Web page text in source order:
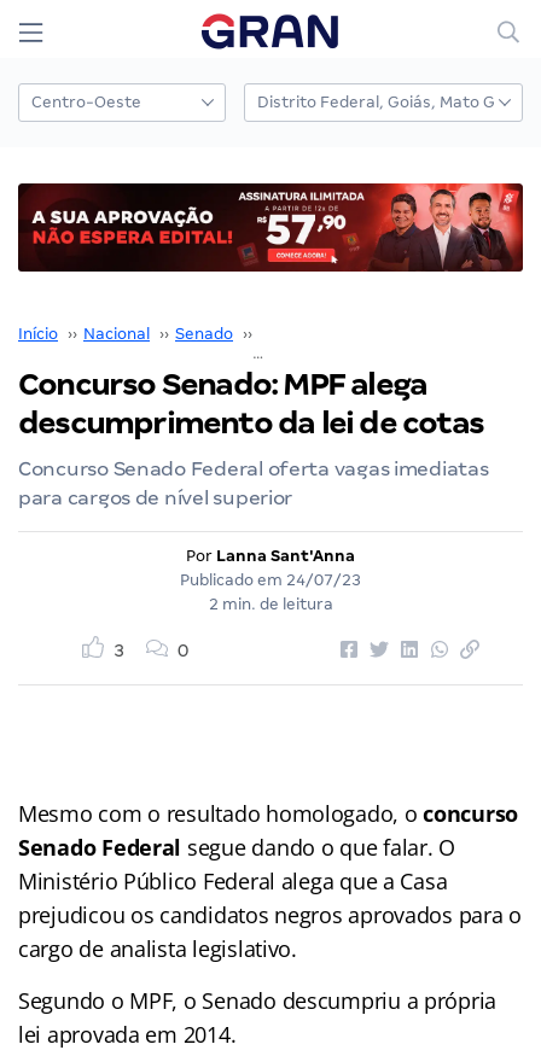
Início ›› Nacional ›› Senado ››
Concurso Senado: MPF alega
descumprimento da lei de cotas
Concurso Senado Federal oferta vagas imediatas
para cargos de nível superior
Por Lanna Sant'Anna
Publicado em 24/07/23
2 min. de leitura
3 0
Mesmo com o resultado homologado, oconcurso
Senado Federal segue dando o que falar. O
Ministério Público Federal alega que a Casa
prejudicou os candidatos negros aprovados para o
cargo de analista legislativo.
Segundo o MPF, o Senado descumpriu a própria
lei aprovada em 2014.